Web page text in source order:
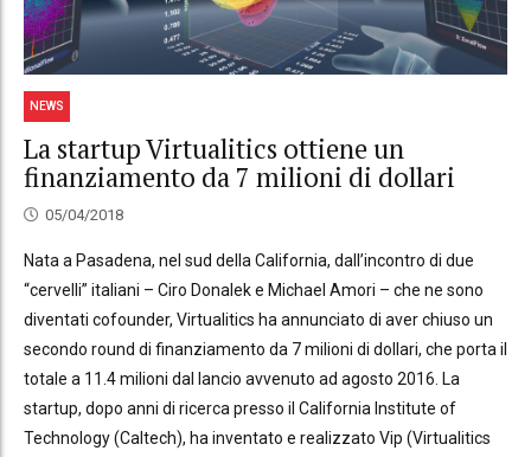
NEWS
La startup Virtualitics ottiene un
finanziamento da 7 milioni di dollari
05/04/2018
Nata a Pasadena, nel sud della California, dall’incontro di due
“cervelli” italiani – Ciro Donalek e Michael Amori – che ne sono
diventati cofounder, Virtualitics ha annunciato di aver chiuso un
secondo round di finanziamento da 7 milioni di dollari, che porta il
totale a 11.4 milioni dal lancio avvenuto ad agosto 2016. La
startup, dopo anni di ricerca presso il California Institute of
Technology (Caltech), ha inventato e realizzato Vip (Virtualitics